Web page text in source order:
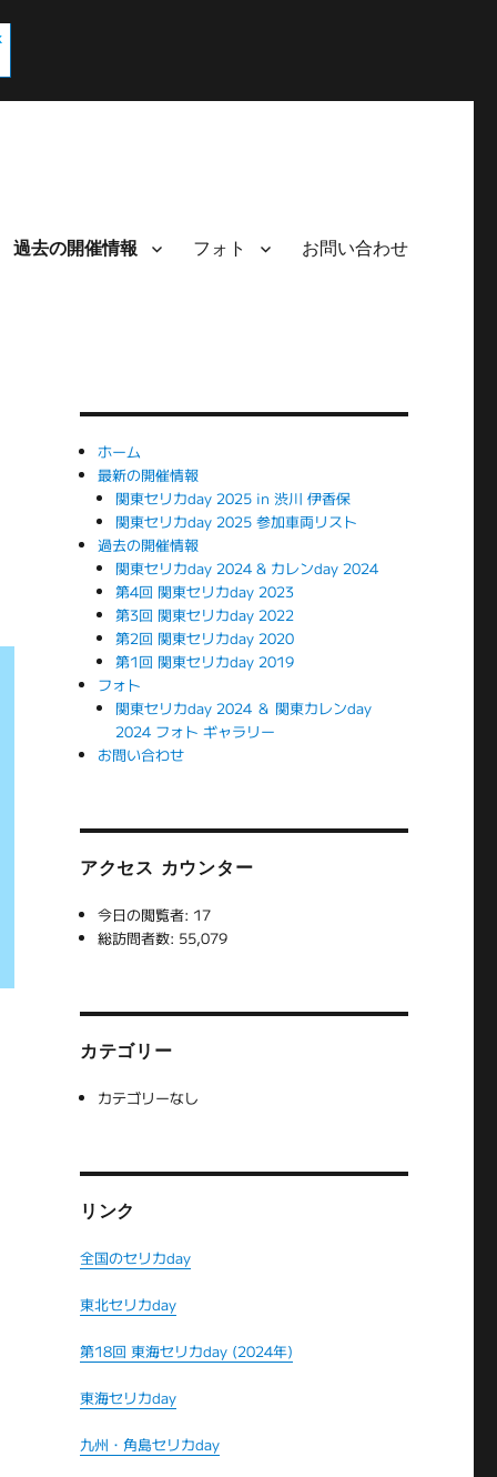
過去の開催情報 フォト お問い合わせ
ホーム
最新の開催情報
関東セリカday 2025 in 渋川 伊香保
関東セリカday 2025 参加車両リスト
過去の開催情報
関東セリカday 2024 & カレンday 2024
第4回 関東セリカday 2023
第3回 関東セリカday 2022
第2回 関東セリカday 2020
第1回 関東セリカday 2019
フォト
関東セリカday 2024 ＆ 関東カレンday
2024 フォト ギャラリー
お問い合わせ
アクセス カウンター
今日の閲覧者: 17
総訪問者数: 55,079
カテゴリー
カテゴリーなし
リンク
全国のセリカday
東北セリカday
第18回 東海セリカday (2024年)
東海セリカday
九州・角島セリカday